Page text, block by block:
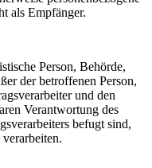
als Empfänger.
Person, Behörde,
der betroffenen Person,
und den
Verantwortung des
befugt sind,